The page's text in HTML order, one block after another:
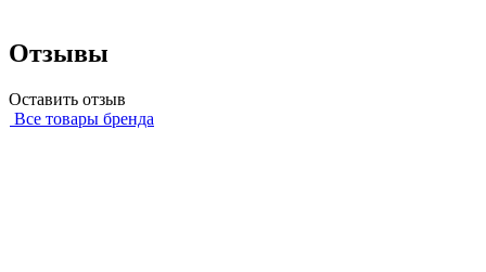
Отзывы
Оставить отзыв
Все товары бренда